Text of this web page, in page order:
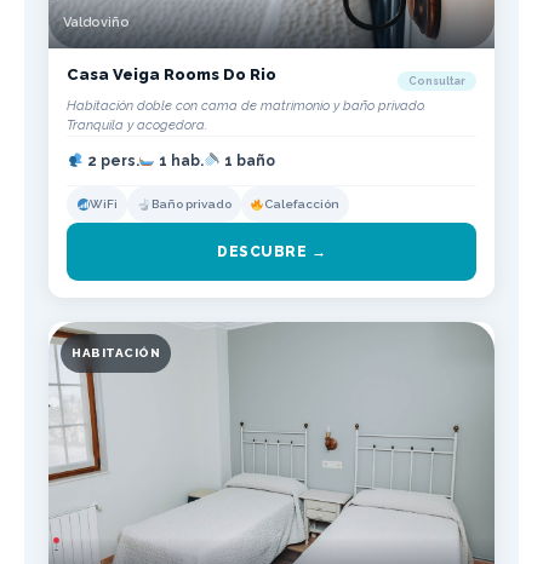
Valdoviño
Casa Veiga Rooms Do Rio Consultar
Habitación doble con cama de matrimonio y baño privado.
Tranquila y acogedora.
2 pers. 1 hab. 1 baño
WiFi Baño privado Calefacción
DESCUBRE →
HABITACIÓN